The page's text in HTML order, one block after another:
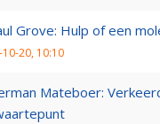
Grove: Hulp of een
10-20, 10:10
Mateboer: